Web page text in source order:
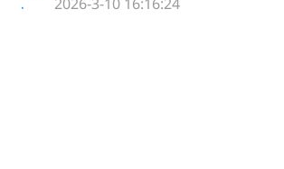
2026-3-10 16:16:24